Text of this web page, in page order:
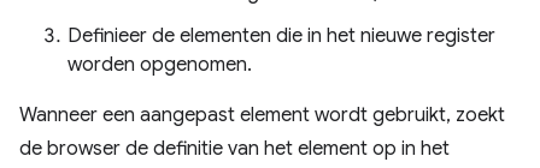
Definieer de elementen die in het nieuwe register
worden opgenomen.
Wanneer een aangepast element wordt gebruikt, zoekt
de browser de definitie van het element op in het